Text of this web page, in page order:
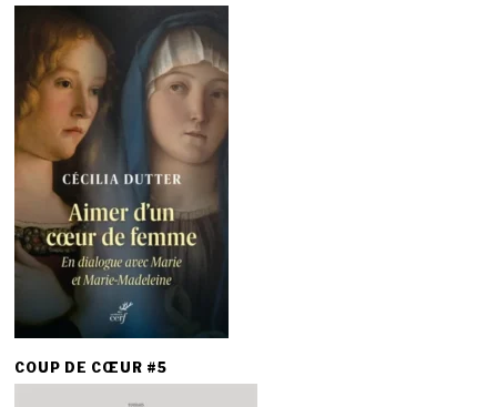
COUP DE CŒUR #5